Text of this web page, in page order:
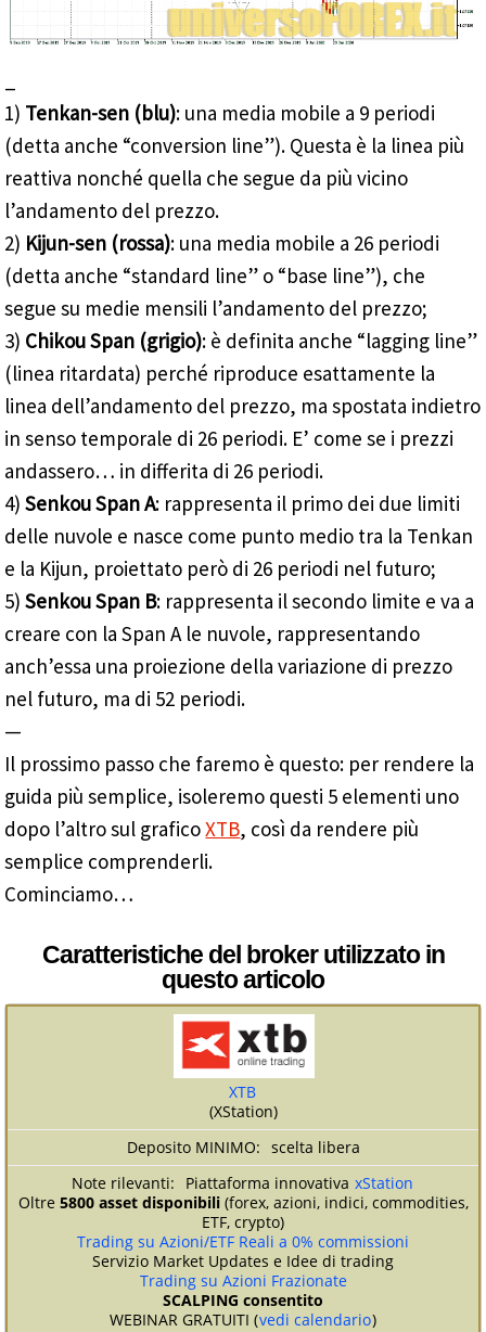
1) Tenkan-sen (blu): una media mobile a 9 periodi
(detta anche “conversion line”). Questa è la linea più
reattiva nonché quella che segue da più vicino
l’andamento del prezzo.
2) Kijun-sen (rossa): una media mobile a 26 periodi
(detta anche “standard line” o “base line”), che
segue su medie mensili l’andamento del prezzo;
3) Chikou Span (grigio): è definita anche “lagging line”
(linea ritardata) perché riproduce esattamente la
linea dell’andamento del prezzo, ma spostata indietro
in senso temporale di 26 periodi. E’ come se i prezzi
andassero… in differita di 26 periodi.
4)Senkou Span A: rappresenta il primo dei due limiti
delle nuvole e nasce come punto medio tra la Tenkan
e la Kijun, proiettato però di 26 periodi nel futuro;
5)Senkou Span B: rappresenta il secondo limite e va a
creare con la Span A le nuvole, rappresentando
anch’essa una proiezione della variazione di prezzo
nel futuro, ma di 52 periodi.
—
Il prossimo passo che faremo è questo: per rendere la
guida più semplice, isoleremo questi 5 elementi uno
dopo l’altro sul graficoXTB, così da rendere più
semplice comprenderli.
Cominciamo…
Caratteristiche del broker utilizzato in
questo articolo
XTB
(XStation)
scelta libera
Piattaforma innovativa xStation
Oltre 5800 asset disponibili(forex, azioni, indici, commodities,
ETF, crypto)
Trading su Azioni/ETF Reali a 0% commissioni
Servizio Market Updates e Idee di trading
Trading su Azioni Frazionate
SCALPING consentito
WEBINAR GRATUITI (vedi calendario)